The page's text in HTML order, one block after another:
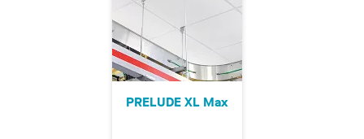
PRELUDE XL Max